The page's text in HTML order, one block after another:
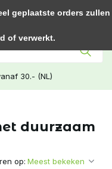
30.- (NL)
duurzaam
op:
geplaatste orders zullen
of verwerkt.